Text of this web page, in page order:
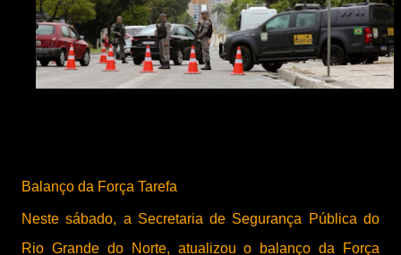
Balanço da Força Tarefa
Neste sábado, a Secretaria de Segurança Pública do
Rio Grande do Norte, atualizou o balanço da Força